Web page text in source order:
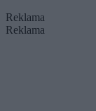
Reklama
Reklama